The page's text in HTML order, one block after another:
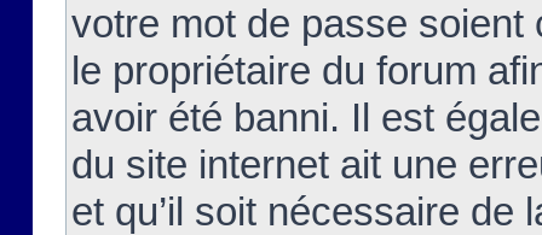
votre mot de passe soient
le propriétaire du forum
avoir été banni. Il est
du site internet ait une
et qu’il soit nécessaire de